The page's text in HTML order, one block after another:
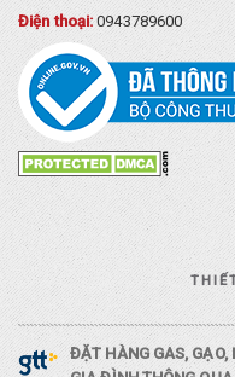
Điện thoại:0943789600
ĐẶT HÀNG GAS, GẠO,